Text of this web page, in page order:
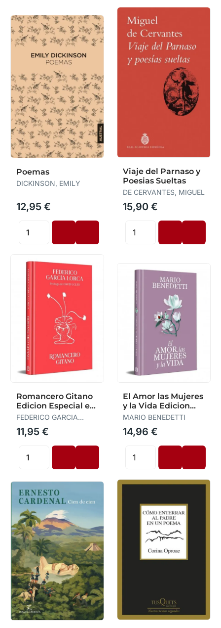
Poemas
DICKINSON, EMILY
12,95 €
Viaje del Parnaso y
Poesias Sueltas
DE CERVANTES, MIGUEL
15,90 €
Romancero Gitano
Edicion Especial en
Tapa Dura
FEDERICO GARCIA
LORCA
11,95 €
El Amor las Mujeres
y la Vida Edicion
Especial en
MARIO BENEDETTI
14,96 €